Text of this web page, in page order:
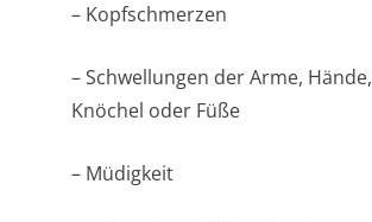
– Kopfschmerzen
– Schwellungen der Arme,
Knöchel oder Füße
– Müdigkeit